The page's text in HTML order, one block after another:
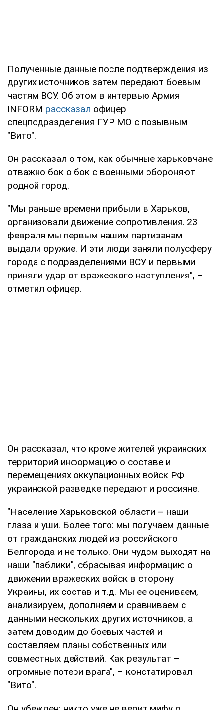
Полученные данные после подтверждения из
других источников затем передают боевым
частям ВСУ. Об этом в интервью Армия
INFORM рассказал офицер
спецподразделения ГУР МО с позывным
"Вито".
Он рассказал о том, как обычные харьковчане
отважно бок о бок с военными обороняют
родной город.
"Мы раньше времени прибыли в Харьков,
организовали движение сопротивления. 23
февраля мы первым нашим партизанам
выдали оружие. И эти люди заняли полусферу
города с подразделениями ВСУ и первыми
приняли удар от вражеского наступления", –
отметил офицер.
Он рассказал, что кроме жителей украинских
территорий информацию о составе и
перемещениях оккупационных войск РФ
украинской разведке передают и россияне.
"Население Харьковской области – наши
глаза и уши. Более того: мы получаем данные
от гражданских людей из российского
Белгорода и не только. Они чудом выходят на
наши "паблики", сбрасывая информацию о
движении вражеских войск в сторону
Украины, их состав и т.д. Мы ее оцениваем,
анализируем, дополняем и сравниваем с
данными нескольких других источников, а
затем доводим до боевых частей и
составляем планы собственных или
совместных действий. Как результат –
огромные потери врага", – констатировал
"Вито".